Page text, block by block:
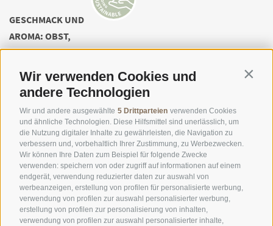
Wir verwenden Cookies und
andere Technologien
Wir und andere ausgewählte 5 Drittparteien verwenden Cookies
und ähnliche Technologien. Diese Hilfsmittel sind unerlässlich, um
die Nutzung digitaler Inhalte zu gewährleisten, die Navigation zu
verbessern und, vorbehaltlich Ihrer Zustimmung, zu Werbezwecken.
Wir können Ihre Daten zum Beispiel für folgende Zwecke
verwenden: speichern von oder zugriff auf informationen auf einem
endgerät, verwendung reduzierter daten zur auswahl von
werbeanzeigen, erstellung von profilen für personalisierte werbung,
verwendung von profilen zur auswahl personalisierter werbung,
erstellung von profilen zur personalisierung von inhalten,
verwendung von profilen zur auswahl personalisierter inhalte,
GESCHMACK UND
AROMA: OBST,
GEMÜSE UND EIER
BERGBAUERNHOF
Altes Gang
Wirtshaus
Verkaufspunkte:
- Ab Hof Verkauf
MEHR LESEN